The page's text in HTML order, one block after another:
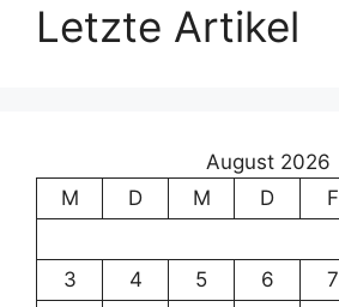
Letzte Artikel
August 2026
M
D M D F
3
4 5 6 7